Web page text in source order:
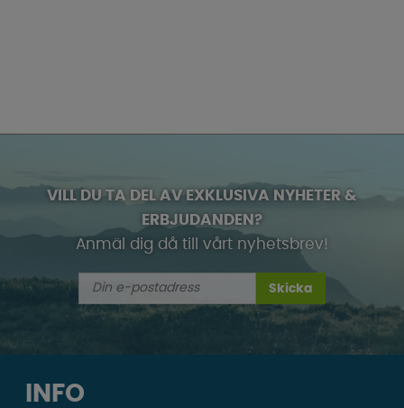
VILL DU TA DEL AV EXKLUSIVA NYHETER &
ERBJUDANDEN?
Anmäl dig då till vårt nyhetsbrev!
Skicka
INFO